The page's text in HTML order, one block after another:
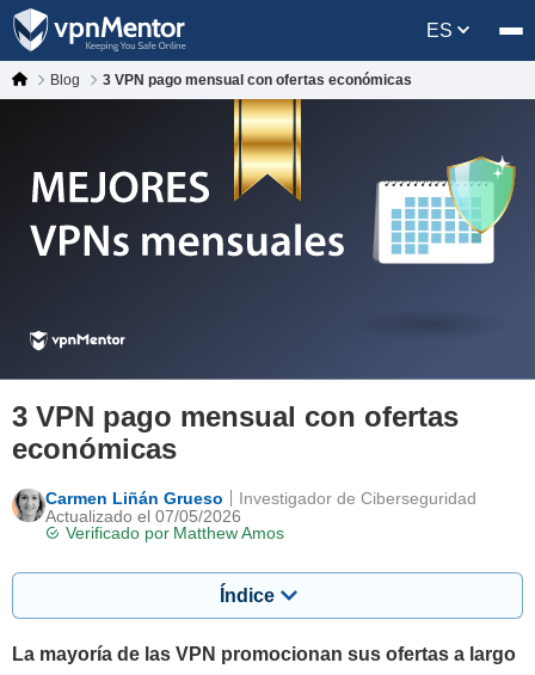
ES
Blog 3 VPN pago mensual con ofertas económicas
3 VPN pago mensual con ofertas
económicas
Carmen Liñán Grueso
Actualizado el 07/05/2026
Verificado por Matthew Amos
Investigador de Ciberseguridad
Índice
La mayoría de las VPN promocionan sus ofertas a largo